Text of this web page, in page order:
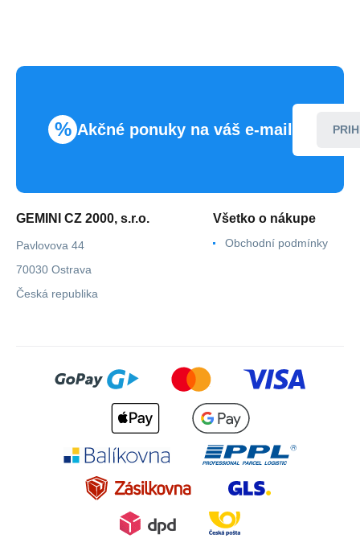
% Akčné ponuky na váš e-mail
GEMINI CZ 2000, s.r.o.
Pavlovova 44
70030 Ostrava
Česká republika
Všetko o nákupe
Obchodní podmínky